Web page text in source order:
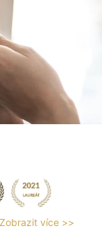
Zobrazit více >>